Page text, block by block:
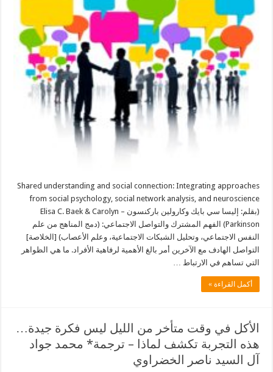
Shared understanding and social connection: Integrating approaches
from social psychology, social network analysis, and neuroscience
(بقلم: إليسا سي بايك وكارولين باركنسون – Elisa C. Baek & Carolyn
Parkinson) الفهم المشترك والتواصل الاجتماعي: (دمج المناهج من علم
النفس الاجتماعي، وتحليل الشبكات الاجتماعية، وعلم الأعصاب) [الخلاصة]
التواصل الهادف مع الآخرين أمر بالغ الأهمية لرفاهية الأفراد. ما هي الظواهر
التي تساهم في الارتباط …
أكمل القراءة »
الأكل في وقت متأخر من الليل ليس فكرة جيدة…
هذه التجربة تكشف لماذا – ترجمة* محمد جواد
آل السيد ناصر الخضراوي